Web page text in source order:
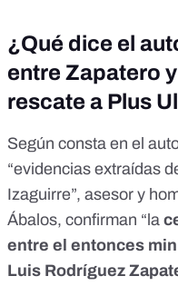
¿Qué dice el
entre Zapatero
rescate a Plus
Según consta en el
“evidencias extraídas
Izaguirre”, asesor y
Ábalos, confirman “la
entre el entonces
Luis Rodríguez